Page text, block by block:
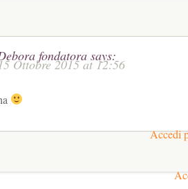
fondatora says:
Ottobre 2015 at 12:56
Accedi